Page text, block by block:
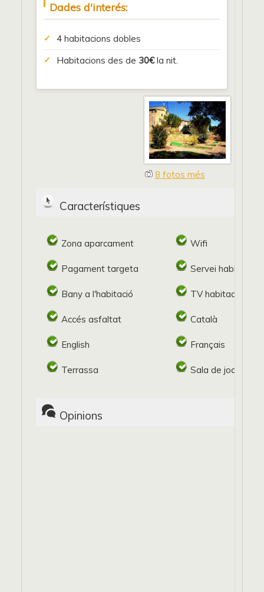
Dades d'interés:
4 habitacions dobles
Habitacions des de 30€la nit.
8 fotos més
Característiques
Zona aparcament Wifi
Pagament targeta Servei
Bany a l'habitació TV habitació
Accés asfaltat Català
English Français
Terrassa Sala de jocs
Opinions